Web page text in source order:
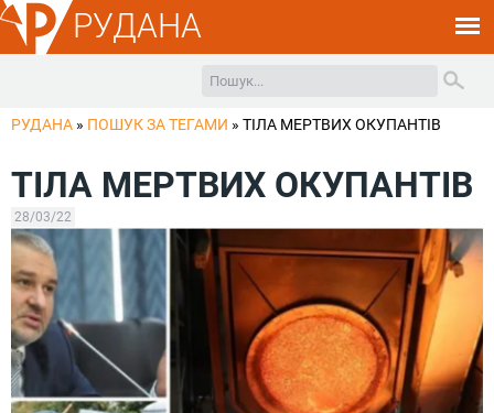
РУДАНА
РУДАНА » ПОШУК ЗА ТЕГАМИ » ТІЛА МЕРТВИХ ОКУПАНТІВ
ТІЛА МЕРТВИХ ОКУПАНТІВ
28/03/22